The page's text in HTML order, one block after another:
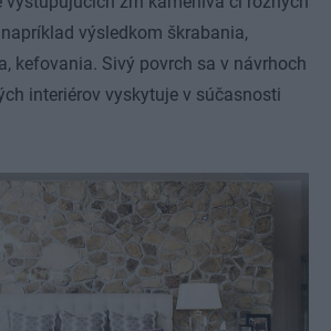
výsledkom škrabania,
kefovania. Sivý povrch sa v návrhoch
interiérov vyskytuje v súčasnosti